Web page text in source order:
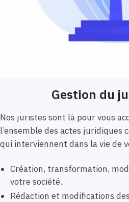
Gestion du
Nos juristes sont là pour vous
l’ensemble des actes juridiques
qui interviennent dans la vie de
Création, transformation,
votre société.
Rédaction et modifications